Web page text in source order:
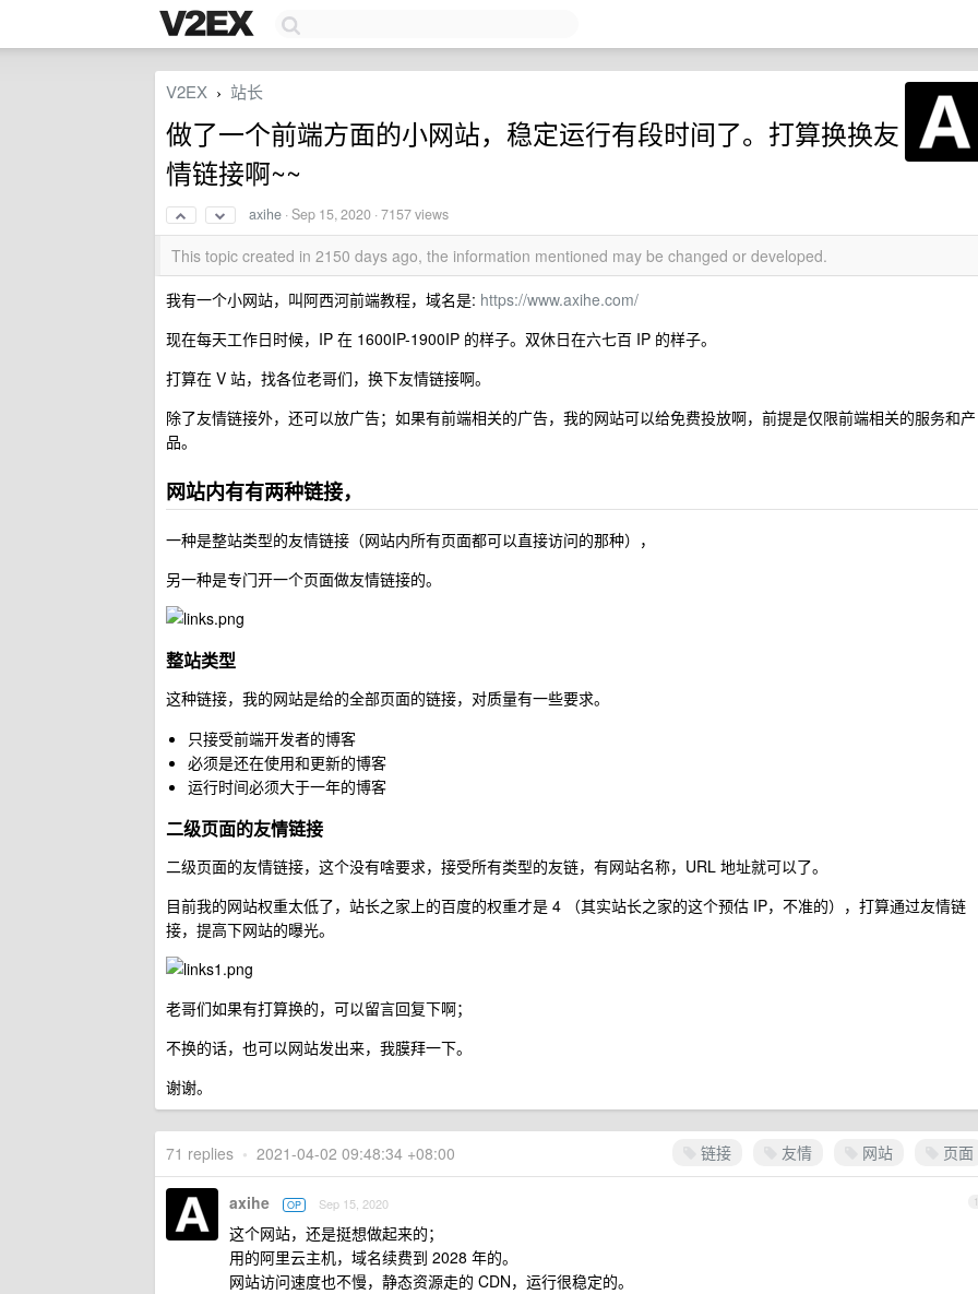
V2EX › 站长
做了一个前端方面的小网站，稳定运行有段时间了。打算换换友
情链接啊~~
axihe ·Sep 15, 2020 · 7157 views
This topic created in 2150 days ago, the information mentioned may be changed or developed.
我有一个小网站，叫阿西河前端教程，域名是: https://www.axihe.com/
现在每天工作日时候，IP 在 1600IP-1900IP 的样子。双休日在六七百 IP 的样子。
打算在 V 站，找各位老哥们，换下友情链接啊。
除了友情链接外，还可以放广告；如果有前端相关的广告，我的网站可以给免费投放啊，前提是仅限前端相关的服务和产
品。
网站内有有两种链接，
一种是整站类型的友情链接（网站内所有页面都可以直接访问的那种），
另一种是专门开一个页面做友情链接的。
整站类型
这种链接，我的网站是给的全部页面的链接，对质量有一些要求。
只接受前端开发者的博客
必须是还在使用和更新的博客
运行时间必须大于一年的博客
二级页面的友情链接
二级页面的友情链接，这个没有啥要求，接受所有类型的友链，有网站名称，URL 地址就可以了。
目前我的网站权重太低了，站长之家上的百度的权重才是 4 （其实站长之家的这个预估 IP，不准的），打算通过友情链
接，提高下网站的曝光。
老哥们如果有打算换的，可以留言回复下啊；
不换的话，也可以网站发出来，我膜拜一下。
谢谢。
链接 友情 网站 页面
71 replies • 2021-04-02 09:48:34 +08:00
1
axihe OP Sep 15, 2020
这个网站，还是挺想做起来的；
用的阿里云主机，域名续费到 2028 年的。
网站访问速度也不慢，静态资源走的 CDN，运行很稳定的。